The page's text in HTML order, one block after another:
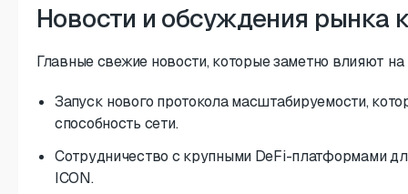
Новости и обсуждения рынка
Главные свежие новости, которые заметно влияют на
Запуск нового протокола масштабируемости,
способность сети.
Сотрудничество с крупными DeFi-платформами
ICON.